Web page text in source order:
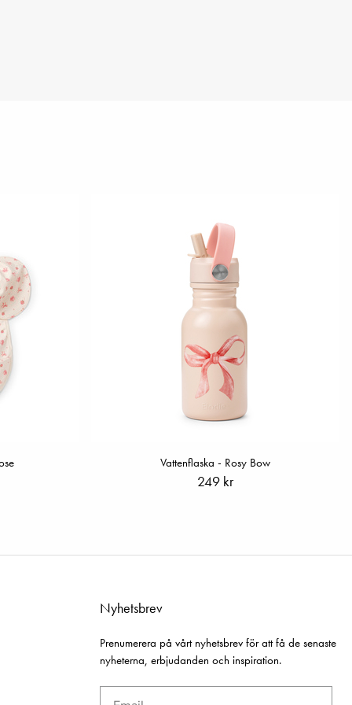
Vattenflaska - Rosy Bow
249 kr
Nyhetsbrev
Prenumerera på vårt nyhetsbrev för att få de senaste
nyheterna, erbjudanden och inspiration.